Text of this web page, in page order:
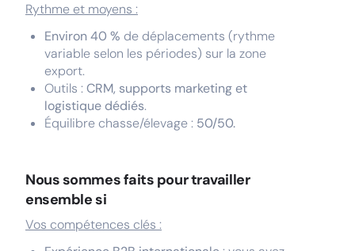
Rythme et moyens :
Environ 40 % de déplacements (rythme
variable selon les périodes) sur la zone
export.
Outils :CRM, supports marketing et
logistique dédiés.
Équilibre chasse/élevage : 50/50.
Nous sommes faits pour travailler
ensemble si
Vos compétences clés :